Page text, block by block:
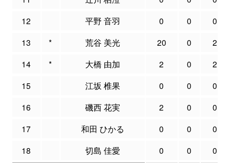
12
平野 音羽 0 0
0
13
* 荒谷 美光 20 0
2
14
* 大橋 由加 2 0
2
15
江坂 椎果 0 0
0
16
磯西 花実 2 0
0
17
和田 ひかる 0 0
0
18
切島 佳愛 0 0 0